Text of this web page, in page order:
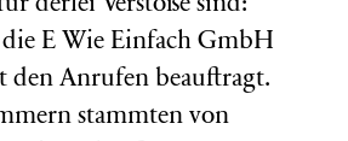
derlei Verstöße sind:
E Wie Einfach GmbH
den Anrufen beauftragt.
stammten von